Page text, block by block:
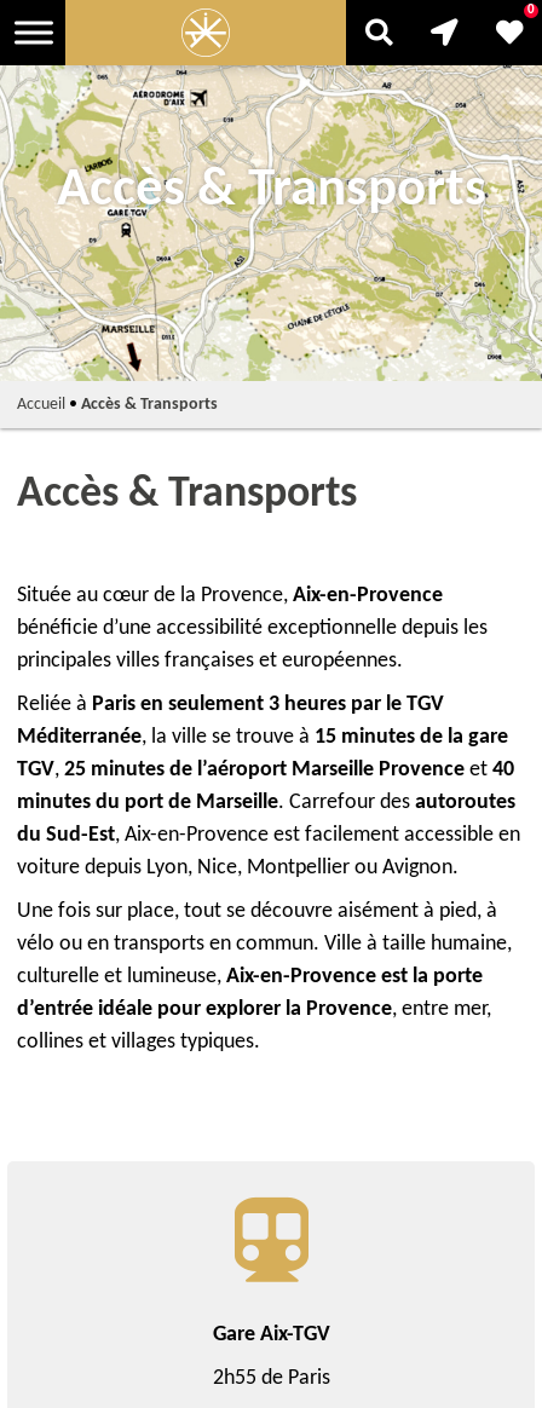
Accès & Transports
0
Accueil• Accès & Transports
Accès & Transports
Située au cœur de la Provence, Aix-en-Provence
bénéficie d’une accessibilité exceptionnelle depuis les
principales villes françaises et européennes.
Reliée à Paris en seulement 3 heures par le TGV
Méditerranée, la ville se trouve à 15 minutes de la gare
TGV,25 minutes de l’aéroport Marseille Provenceet40
minutes du port de Marseille. Carrefour des autoroutes
du Sud-Est, Aix-en-Provence est facilement accessible en
voiture depuis Lyon, Nice, Montpellier ou Avignon.
Une fois sur place, tout se découvre aisément à pied, à
vélo ou en transports en commun. Ville à taille humaine,
culturelle et lumineuse, Aix-en-Provence est la porte
d’entrée idéale pour explorer la Provence, entre mer,
collines et villages typiques.
Gare Aix-TGV
2h55 de Paris